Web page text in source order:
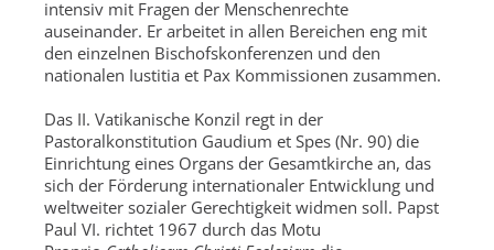
intensiv mit Fragen der Menschenrechte
auseinander. Er arbeitet in allen Bereichen eng mit
den einzelnen Bischofskonferenzen und den
nationalen Iustitia et Pax Kommissionen zusammen.
Das II. Vatikanische Konzil regt in der
Pastoralkonstitution Gaudium et Spes (Nr. 90) die
Einrichtung eines Organs der Gesamtkirche an, das
sich der Förderung internationaler Entwicklung und
weltweiter sozialer Gerechtigkeit widmen soll. Papst
Paul VI. richtet 1967 durch das Motu